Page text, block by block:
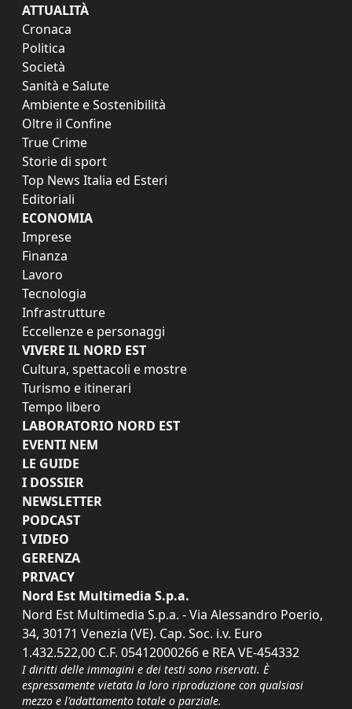
ATTUALITÀ
Cronaca
Politica
Società
Sanità e Salute
Ambiente e Sostenibilità
Oltre il Confine
True Crime
Storie di sport
Top News Italia ed Esteri
Editoriali
ECONOMIA
Imprese
Finanza
Lavoro
Tecnologia
Infrastrutture
Eccellenze e personaggi
VIVERE IL NORD EST
Cultura, spettacoli e mostre
Turismo e itinerari
Tempo libero
LABORATORIO NORD EST
EVENTI NEM
LE GUIDE
I DOSSIER
NEWSLETTER
PODCAST
I VIDEO
GERENZA
PRIVACY
Nord Est Multimedia S.p.a.
Nord Est Multimedia S.p.a. - Via Alessandro Poerio,
34, 30171 Venezia (VE). Cap. Soc. i.v. Euro
1.432.522,00 C.F. 05412000266 e REA VE-454332
I diritti delle immagini e dei testi sono riservati. È
espressamente vietata la loro riproduzione con qualsiasi
mezzo e l'adattamento totale o parziale.